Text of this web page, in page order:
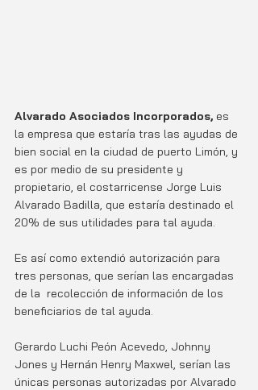
Alvarado Asociados Incorporados, es
la empresa que estaría tras las ayudas de
bien social en la ciudad de puerto Limón, y
es por medio de su presidente y
propietario, el costarricense Jorge Luis
Alvarado Badilla, que estaría destinado el
20% de sus utilidades para tal ayuda.
Es así como extendió autorización para
tres personas, que serían las encargadas
de la  recolección de información de los
beneficiarios de tal ayuda.
Gerardo Luchi Peón Acevedo, Johnny
Jones y Hernán Henry Maxwel, serían las
únicas personas autorizadas por Alvarado